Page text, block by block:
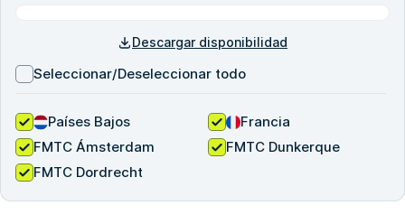
Descargar disponibilidad
Seleccionar/Deseleccionar todo
Países Bajos
FMTC Ámsterdam
FMTC Dordrecht
Francia
FMTC Dunkerque